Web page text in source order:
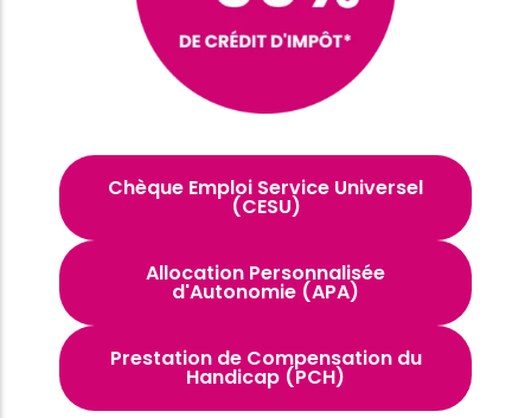
Chèque Emploi Service Universel
(CESU)
Allocation Personnalisée
d'Autonomie (APA)
Prestation de Compensation du
Handicap (PCH)